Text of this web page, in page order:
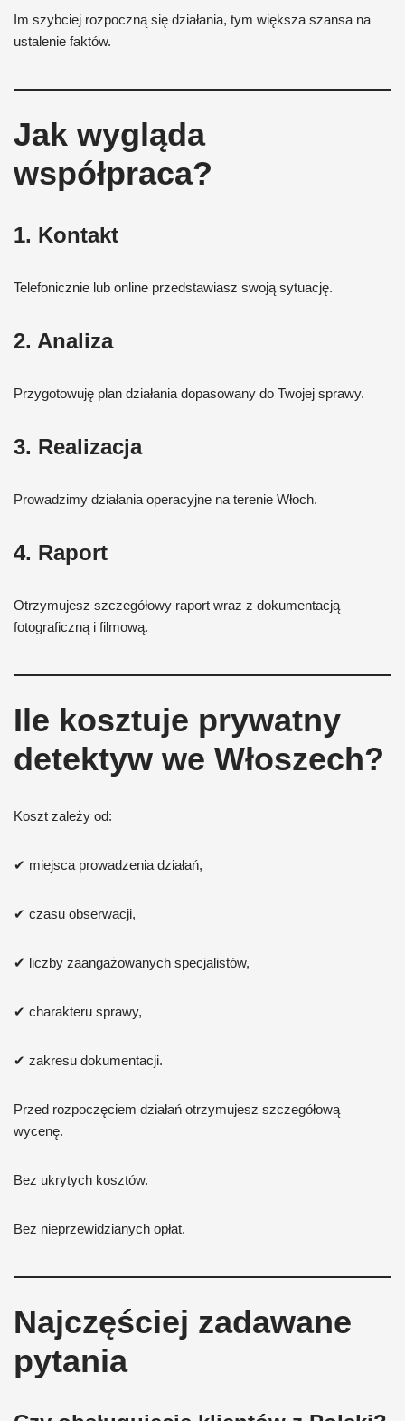
Im szybciej rozpoczną się działania, tym większa szansa na
ustalenie faktów.
Jak wygląda
współpraca?
1. Kontakt
Telefonicznie lub online przedstawiasz swoją sytuację.
2. Analiza
Przygotowuję plan działania dopasowany do Twojej sprawy.
3. Realizacja
Prowadzimy działania operacyjne na terenie Włoch.
4. Raport
Otrzymujesz szczegółowy raport wraz z dokumentacją
fotograficzną i filmową.
Ile kosztuje prywatny
detektyw we Włoszech?
Koszt zależy od:
✔ miejsca prowadzenia działań,
✔ czasu obserwacji,
✔ liczby zaangażowanych specjalistów,
✔ charakteru sprawy,
✔ zakresu dokumentacji.
Przed rozpoczęciem działań otrzymujesz szczegółową
wycenę.
Bez ukrytych kosztów.
Bez nieprzewidzianych opłat.
Najczęściej zadawane
pytania